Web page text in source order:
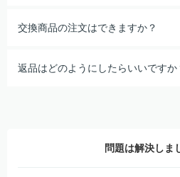
交換商品の注文はできますか？
返品はどのようにしたらいいですか
問題は解決しま